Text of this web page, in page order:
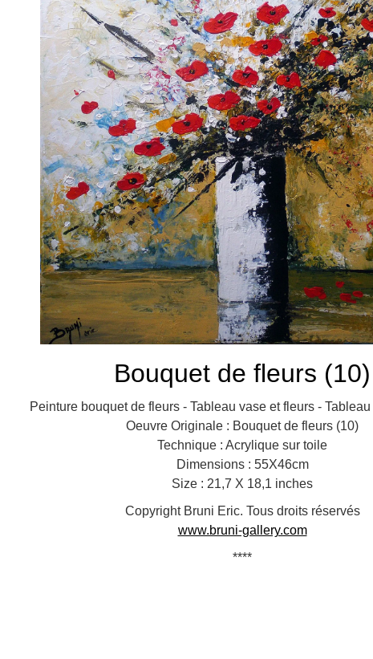
Bouquet de fleurs (10)
Peinture bouquet de fleurs - Tableau vase et fleurs -
Oeuvre Originale : Bouquet de fleurs (10)
Technique : Acrylique sur toile
Dimensions : 55X46cm
Size : 21,7 X 18,1 inches
Copyright Bruni Eric. Tous droits réservés
www.bruni-gallery.com
****